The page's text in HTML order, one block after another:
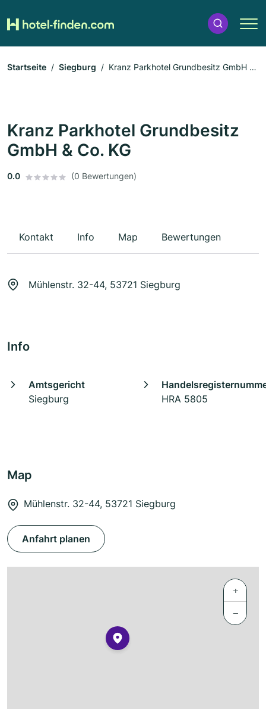
Startseite Siegburg
Kranz Parkhotel Grundbesitz GmbH &
Kranz Parkhotel Grundbesitz
GmbH & Co. KG
0.0 (0 Bewertungen)
Kontakt Info Map Bewertungen
Mühlenstr. 32-44, 53721 Siegburg
Info
Amtsgericht
Siegburg
HRA 5805
Map
Mühlenstr. 32-44, 53721 Siegburg
Anfahrt planen
+
−